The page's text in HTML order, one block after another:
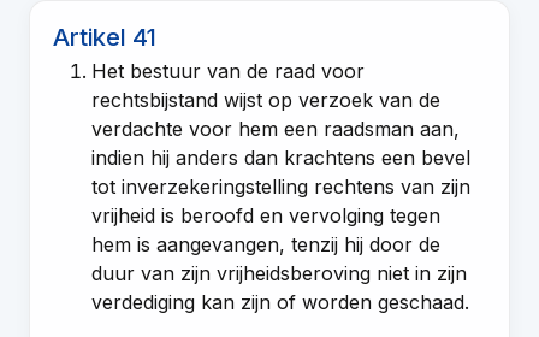
Artikel 41
Het bestuur van de raad voor
rechtsbijstand wijst op verzoek van de
verdachte voor hem een raadsman aan,
indien hij anders dan krachtens een bevel
tot inverzekeringstelling rechtens van zijn
vrijheid is beroofd en vervolging tegen
hem is aangevangen, tenzij hij door de
duur van zijn vrijheidsberoving niet in zijn
verdediging kan zijn of worden geschaad.